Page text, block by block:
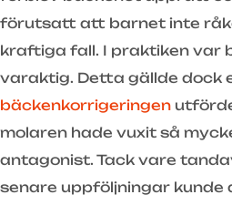
förutsatt att barnet inte
kraftiga fall. I praktiken var
varaktig. Detta gällde dock
bäckenkorrigeringen
molaren hade vuxit så
antagonist. Tack vare
senare uppföljningar kunde